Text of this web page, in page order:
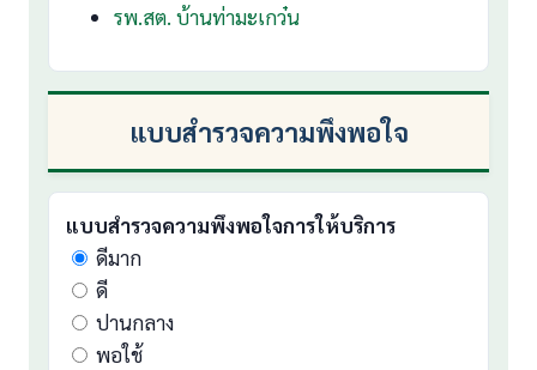
รพ.สต. บ้านท่ามะเกว๋น
แบบสำรวจความพึงพอใจ
แบบสำรวจความพึงพอใจการให้บริการ
ดีมาก
ดี
ปานกลาง
พอใช้